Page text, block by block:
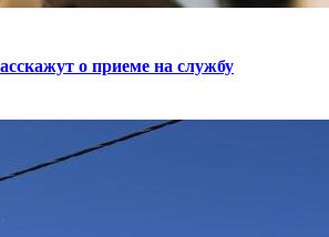
о приеме на службу